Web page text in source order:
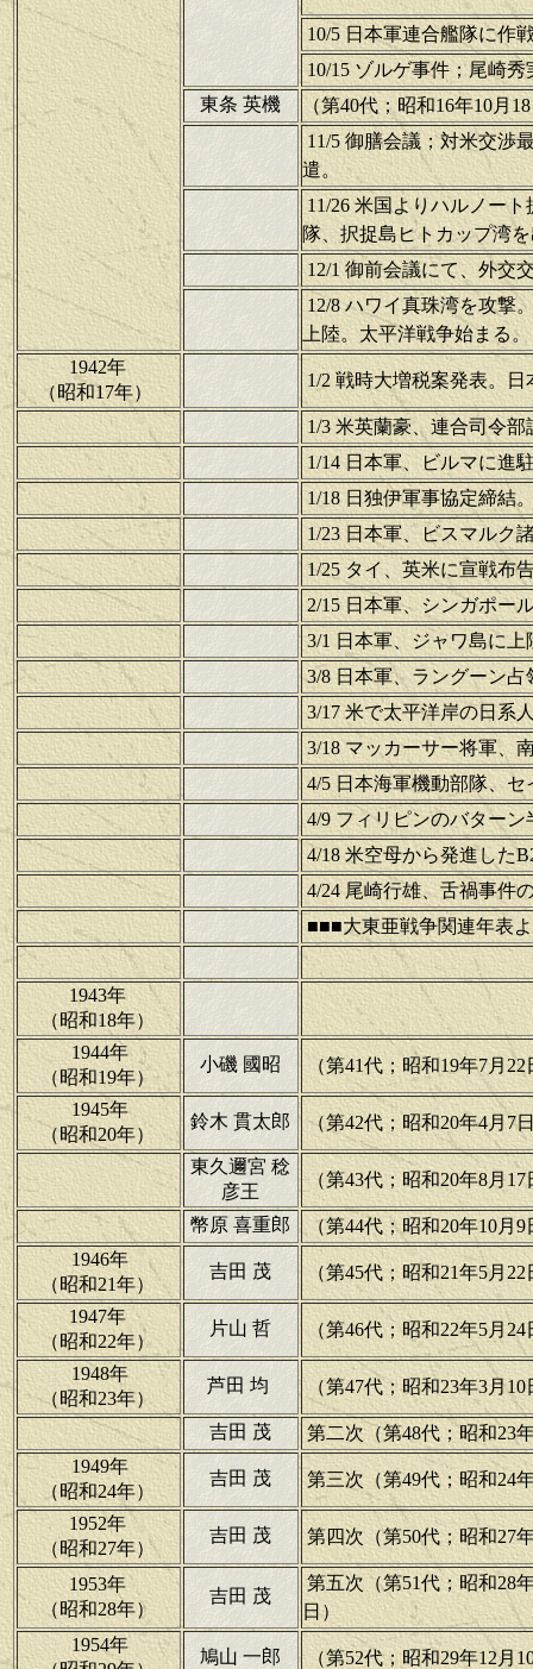
10/5 日本軍連合艦隊に作
10/15 ゾルゲ事件；尾崎秀
東条 英機
（第40代；昭和16年10月
11/5 御膳会議；対米交渉
遣。
11/26 米国よりハルノー
隊、択捉島ヒトカップ湾
12/1 御前会議にて、外交
12/8 ハワイ真珠湾を攻撃
上陸。太平洋戦争始まる。
1942年
（昭和17年）
1/2 戦時大増税案発表。
1/3 米英蘭豪、連合司令部
1/14 日本軍、ビルマに進
1/18 日独伊軍事協定締結
1/23 日本軍、ビスマルク
1/25 タイ、英米に宣戦布
2/15 日本軍、シンガポー
3/1 日本軍、ジャワ島に上
3/8 日本軍、ラングーン占
3/17 米で太平洋岸の日系
3/18 マッカーサー将軍、
4/5 日本海軍機動部隊、
4/9 フィリピンのバター
4/18 米空母から発進した
4/24 尾崎行雄、舌禍事件
■■■大東亜戦争関連年表
1943年
（昭和18年）
1944年
（昭和19年）
小磯 國昭 （第41代；昭和19年7月
1945年
（昭和20年）
鈴木 貫太郎 （第42代；昭和20年4月7
東久邇宮 稔
彦王
（第43代；昭和20年8月17
幣原 喜重郎
（第44代；昭和20年10月
1946年
（昭和21年）
吉田 茂 （第45代；昭和21年5月
1947年
（昭和22年）
片山 哲 （第46代；昭和22年5月
1948年
（昭和23年）
芦田 均 （第47代；昭和23年3月10
吉田 茂
第二次（第48代；昭和23
1949年
（昭和24年）
吉田 茂 第三次（第49代；昭和24
1952年
（昭和27年）
吉田 茂 第四次（第50代；昭和27
1953年
（昭和28年）
吉田 茂
第五次（第51代；昭和28
日）
1954年
鳩山 一郎 （第52代；昭和29年12月